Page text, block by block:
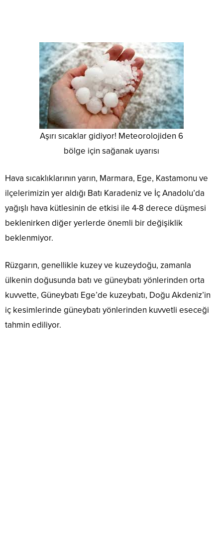
Aşırı sıcaklar gidiyor! Meteorolojiden 6
bölge için sağanak uyarısı
Hava sıcaklıklarının yarın, Marmara, Ege, Kastamonu ve
ilçelerimizin yer aldığı Batı Karadeniz ve İç Anadolu’da
yağışlı hava kütlesinin de etkisi ile 4-8 derece düşmesi
beklenirken diğer yerlerde önemli bir değişiklik
beklenmiyor.
Rüzgarın, genellikle kuzey ve kuzeydoğu, zamanla
ülkenin doğusunda batı ve güneybatı yönlerinden orta
kuvvette, Güneybatı Ege’de kuzeybatı, Doğu Akdeniz’in
iç kesimlerinde güneybatı yönlerinden kuvvetli eseceği
tahmin ediliyor.